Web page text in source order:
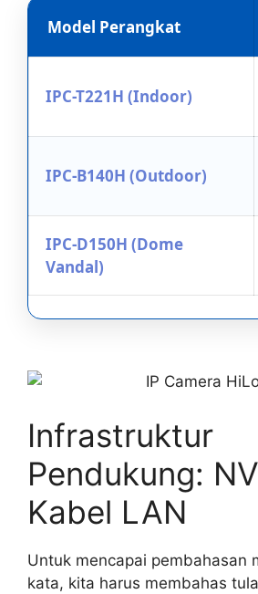
Model Perangkat
IPC-T221H (Indoor)
IPC-B140H (Outdoor)
IPC-D150H (Dome
Vandal)
Infrastruktur
Pendukung:
Kabel LAN
Untuk mencapai pembahasan
kata, kita harus membahas